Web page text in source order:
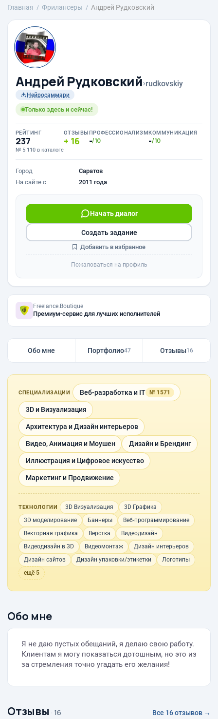
Главная Фрилансеры Андрей Рудковский
Андрей Рудковский›rudkovskiy
Нейросаммари
Только здесь и сейчас!
РЕЙТИНГ
237
№ 5 110 в каталоге
ОТЗЫВЫ
16
ПРОФЕССИОНАЛИЗМ
-/10
КОММУНИКАЦИЯ
-/10
Город
Саратов
На сайте с
2011 года
Начать диалог
Создать задание
Добавить в избранное
Пожаловаться на профиль
Freelance.Boutique
Премиум-сервис для лучших исполнителей
Обо мне Портфолио47 Отзывы16
СПЕЦИАЛИЗАЦИИ Веб-разработка и IT № 1571
3D и Визуализация
Архитектура и Дизайн интерьеров
Видео, Анимация и Моушен Дизайн и Брендинг
Иллюстрация и Цифровое искусство
Маркетинг и Продвижение
ТЕХНОЛОГИИ 3D Визуализация
3D Графика
3D моделирование
Баннеры
Веб-программирование
Векторная графика
Верстка
Видеодизайн
Видеодизайн в 3D
Видеомонтаж
Дизайн интерьеров
Дизайн сайтов
Дизайн упаковки/этикетки
Логотипы
ещё 5
Обо мне
Я не даю пустых обещаний, я делаю свою работу.
Клиентам я могу показаться дотошным, но это из
за стремления точно угадать его желания!
Отзывы · 16 Все 16 отзывов →